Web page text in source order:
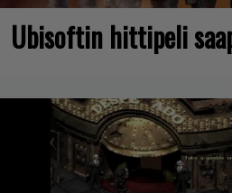
Ubisoftin hittipeli